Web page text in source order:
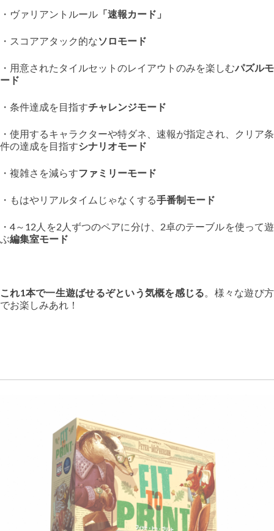
・ヴァリアントルール 「速報カード」
・スコアアタック的なソロモード
・用意されたタイルセットのレイアウトのみを楽しむパズルモ
ード
・条件達成を目指すチャレンジモード
・使用するキャラクターや特ダネ、速報が指定され、クリア条
件の達成を目指すシナリオモード
・複雑さを減らすファミリーモード
・もはやリアルタイムじゃなくする手番制モード
・4～12人を2人ずつのペアに分け、2卓のテーブルを使って遊
ぶ編集室モード
これ1本で一生遊ばせるぞという気概を感じる。様々な遊び方
でお楽しみあれ！